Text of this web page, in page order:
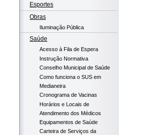
Esportes
Obras
Iluminação Pública
Saúde
Acesso à Fila de Espera
Instrução Normativa
Conselho Municipal de Saúde
Como funciona o SUS em
Medianeira
Cronograma de Vacinas
Horários e Locais de
Atendimento dos Médicos
Equipamentos de Saúde
Carteira de Serviços da